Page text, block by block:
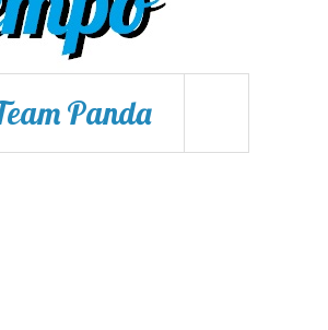
Panda